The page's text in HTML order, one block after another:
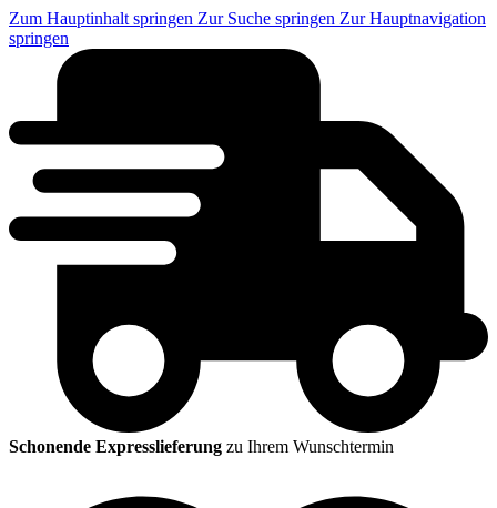
Zum Hauptinhalt springen Zur Suche springen Zur Hauptnavigation
springen
Schonende Expresslieferung zu Ihrem Wunschtermin